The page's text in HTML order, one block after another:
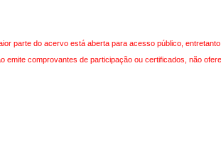
parte do acervo está aberta para acesso público,
emite comprovantes de participação ou certificados, não